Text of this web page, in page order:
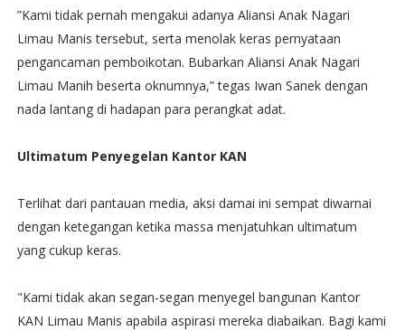
”Kami tidak pernah mengakui adanya Aliansi Anak Nagari
Limau Manis tersebut, serta menolak keras pernyataan
pengancaman pemboikotan. Bubarkan Aliansi Anak Nagari
Limau Manih beserta oknumnya,” tegas Iwan Sanek dengan
nada lantang di hadapan para perangkat adat.
Ultimatum Penyegelan Kantor KAN
Terlihat dari pantauan media, aksi damai ini sempat diwarnai
dengan ketegangan ketika massa menjatuhkan ultimatum
yang cukup keras.
"Kami tidak akan segan-segan menyegel bangunan Kantor
KAN Limau Manis apabila aspirasi mereka diabaikan. Bagi kami